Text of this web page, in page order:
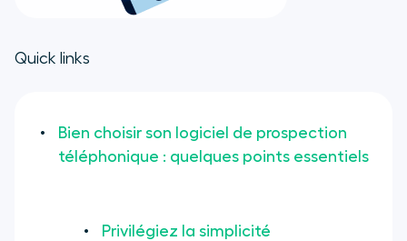
commerciales avec un logiciel de
Quick links
Bien choisir son logiciel de prospection
téléphonique : quelques points essentiels
Privilégiez la simplicité